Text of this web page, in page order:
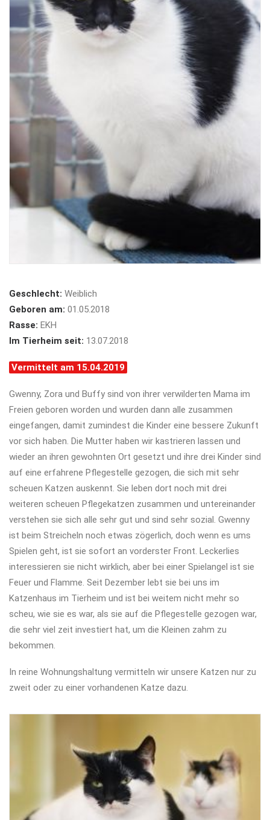
Geschlecht: Weiblich
Geboren am: 01.05.2018
Rasse: EKH
Im Tierheim seit: 13.07.2018
Vermittelt am 15.04.2019
Gwenny, Zora und Buffy sind von ihrer verwilderten Mama im
Freien geboren worden und wurden dann alle zusammen
eingefangen, damit zumindest die Kinder eine bessere Zukunft
vor sich haben. Die Mutter haben wir kastrieren lassen und
wieder an ihren gewohnten Ort gesetzt und ihre drei Kinder sind
auf eine erfahrene Pflegestelle gezogen, die sich mit sehr
scheuen Katzen auskennt. Sie leben dort noch mit drei
weiteren scheuen Pflegekatzen zusammen und untereinander
verstehen sie sich alle sehr gut und sind sehr sozial. Gwenny
ist beim Streicheln noch etwas zögerlich, doch wenn es ums
Spielen geht, ist sie sofort an vorderster Front. Leckerlies
interessieren sie nicht wirklich, aber bei einer Spielangel ist sie
Feuer und Flamme. Seit Dezember lebt sie bei uns im
Katzenhaus im Tierheim und ist bei weitem nicht mehr so
scheu, wie sie es war, als sie auf die Pflegestelle gezogen war,
die sehr viel zeit investiert hat, um die Kleinen zahm zu
bekommen.
In reine Wohnungshaltung vermitteln wir unsere Katzen nur zu
zweit oder zu einer vorhandenen Katze dazu.